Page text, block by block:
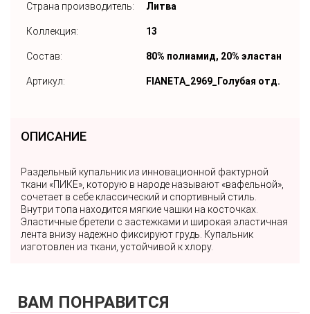
Страна производитель: Литва
Коллекция: 13
Состав: 80% полиамид, 20% эластан
Артикул: FIANETA_2969_Голубая отд.
ОПИСАНИЕ
Раздельный купальник из инновационной фактурной
ткани «ПИКЕ», которую в народе называют «вафельной»,
сочетает в себе классический и спортивный стиль.
Внутри топа находится мягкие чашки на косточках.
Эластичные бретели с застежками и широкая эластичная
лента внизу надежно фиксируют грудь. Купальник
изготовлен из ткани, устойчивой к хлору.
ВАМ ПОНРАВИТСЯ